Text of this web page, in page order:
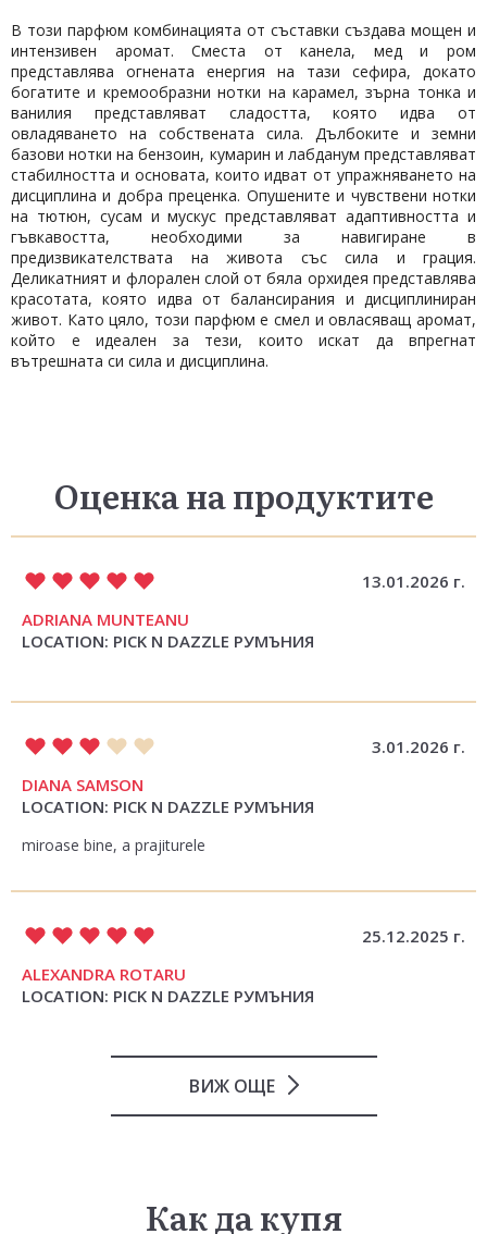
В този парфюм комбинацията от съставки създава мощен и
интензивен аромат. Сместа от канела, мед и ром
представлява огнената енергия на тази сефира, докато
богатите и кремообразни нотки на карамел, зърна тонка и
ванилия представляват сладостта, която идва от
овладяването на собствената сила. Дълбоките и земни
базови нотки на бензоин, кумарин и лабданум представляват
стабилността и основата, които идват от упражняването на
дисциплина и добра преценка. Опушените и чувствени нотки
на тютюн, сусам и мускус представляват адаптивността и
гъвкавостта, необходими за навигиране в
предизвикателствата на живота със сила и грация.
Деликатният и флорален слой от бяла орхидея представлява
красотата, която идва от балансирания и дисциплиниран
живот. Като цяло, този парфюм е смел и овласяващ аромат,
който е идеален за тези, които искат да впрегнат
вътрешната си сила и дисциплина.
Оценка на продуктите
13.01.2026 г.
ADRIANA MUNTEANU
LOCATION: PICK N DAZZLE РУМЪНИЯ
3.01.2026 г.
DIANA SAMSON
LOCATION: PICK N DAZZLE РУМЪНИЯ
miroase bine, a prajiturele
25.12.2025 г.
ALEXANDRA ROTARU
LOCATION: PICK N DAZZLE РУМЪНИЯ
ВИЖ ОЩЕ
Как да купя